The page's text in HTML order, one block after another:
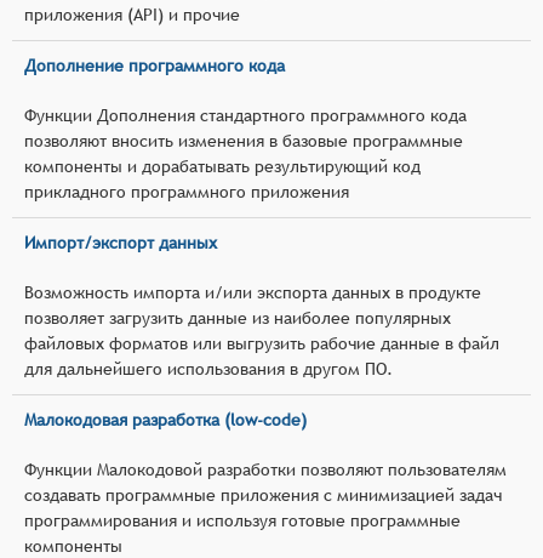
приложения (API) и прочие
Дополнение программного кода
Функции Дополнения стандартного программного кода
позволяют вносить изменения в базовые программные
компоненты и дорабатывать результирующий код
прикладного программного приложения
Импорт/экспорт данных
Возможность импорта и/или экспорта данных в продукте
позволяет загрузить данные из наиболее популярных
файловых форматов или выгрузить рабочие данные в файл
для дальнейшего использования в другом ПО.
Малокодовая разработка (low-code)
Функции Малокодовой разработки позволяют пользователям
создавать программные приложения с минимизацией задач
программирования и используя готовые программные
компоненты